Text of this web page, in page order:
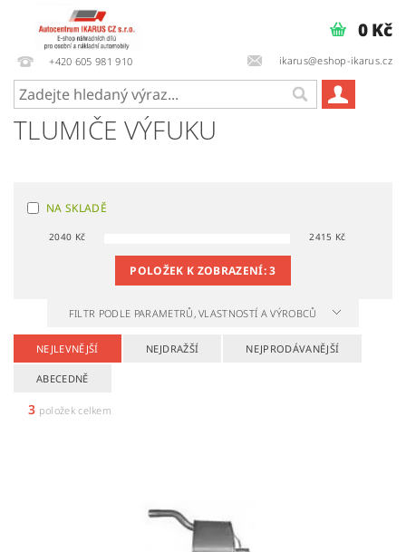
+420 605 981 910 ikarus@eshop-ikarus.cz
0 Kč
TLUMIČE VÝFUKU
NA SKLADĚ
2040 Kč 2415 Kč
POLOŽEK K ZOBRAZENÍ:3
FILTR PODLE PARAMETRŮ, VLASTNOSTÍ A VÝROBCŮ
NEJLEVNĚJŠÍ NEJDRAŽŠÍ NEJPRODÁVANĚJŠÍ
ABECEDNĚ
3 položek celkem